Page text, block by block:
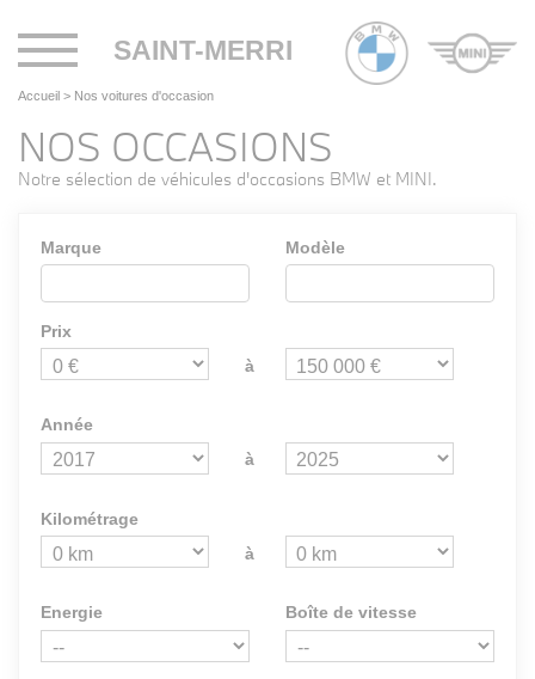
SAINT-MERRI
Toggle
navigation
Accueil > Nos voitures d'occasion
NOS OCCASIONS
Notre sélection de véhicules d'occasions BMW et MINI.
Marque Modèle
Prix
à
Année
à
Kilométrage
à
Energie Boîte de vitesse